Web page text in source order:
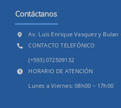
Contáctanos
Av. Luis Enrique Vasquez y
CONTACTO TELEFÓNICO
(+593) 072509132
HORARIO DE ATENCIÓN
Lunes a Viernes: 08h00 – 17h00